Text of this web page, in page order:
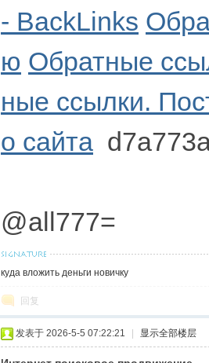
- BackLinks
ю Обратные
ные ссылки.
о сайта
@all777=
куда вложить деньги новичку
回复
发表于 2026-5-5 07:22:21 显示全部楼层